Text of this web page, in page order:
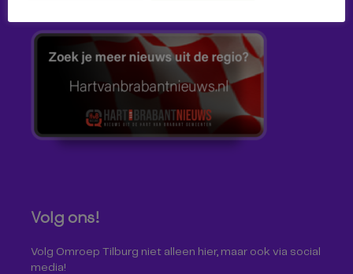
Volg ons!
Volg Omroep Tilburg niet alleen hier, maar ook via social
media!